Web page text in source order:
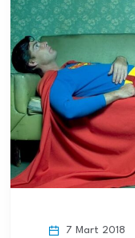
7 Mart 2018